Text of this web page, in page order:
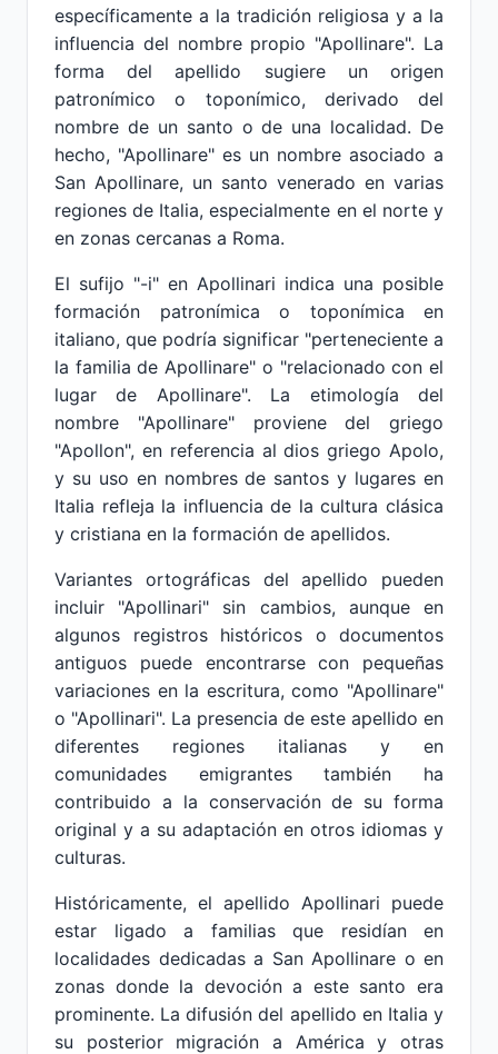
específicamente a la tradición religiosa y a la
influencia del nombre propio "Apollinare". La
forma del apellido sugiere un origen
patronímico o toponímico, derivado del
nombre de un santo o de una localidad. De
hecho, "Apollinare" es un nombre asociado a
San Apollinare, un santo venerado en varias
regiones de Italia, especialmente en el norte y
en zonas cercanas a Roma.
El sufijo "-i" en Apollinari indica una posible
formación patronímica o toponímica en
italiano, que podría significar "perteneciente a
la familia de Apollinare" o "relacionado con el
lugar de Apollinare". La etimología del
nombre "Apollinare" proviene del griego
"Apollon", en referencia al dios griego Apolo,
y su uso en nombres de santos y lugares en
Italia refleja la influencia de la cultura clásica
y cristiana en la formación de apellidos.
Variantes ortográficas del apellido pueden
incluir "Apollinari" sin cambios, aunque en
algunos registros históricos o documentos
antiguos puede encontrarse con pequeñas
variaciones en la escritura, como "Apollinare"
o "Apollinari". La presencia de este apellido en
diferentes regiones italianas y en
comunidades emigrantes también ha
contribuido a la conservación de su forma
original y a su adaptación en otros idiomas y
culturas.
Históricamente, el apellido Apollinari puede
estar ligado a familias que residían en
localidades dedicadas a San Apollinare o en
zonas donde la devoción a este santo era
prominente. La difusión del apellido en Italia y
su posterior migración a América y otras